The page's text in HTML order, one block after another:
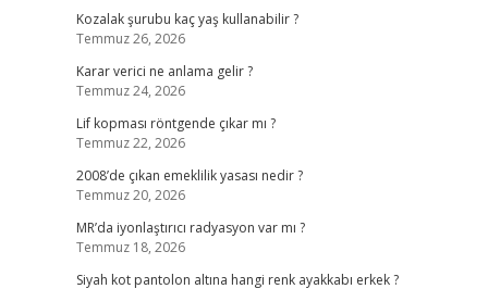
Kozalak şurubu kaç yaş kullanabilir ?
Temmuz 26, 2026
Karar verici ne anlama gelir ?
Temmuz 24, 2026
Lif kopması röntgende çıkar mı ?
Temmuz 22, 2026
2008’de çıkan emeklilik yasası nedir ?
Temmuz 20, 2026
MR’da iyonlaştırıcı radyasyon var mı ?
Temmuz 18, 2026
Siyah kot pantolon altına hangi renk ayakkabı erkek ?